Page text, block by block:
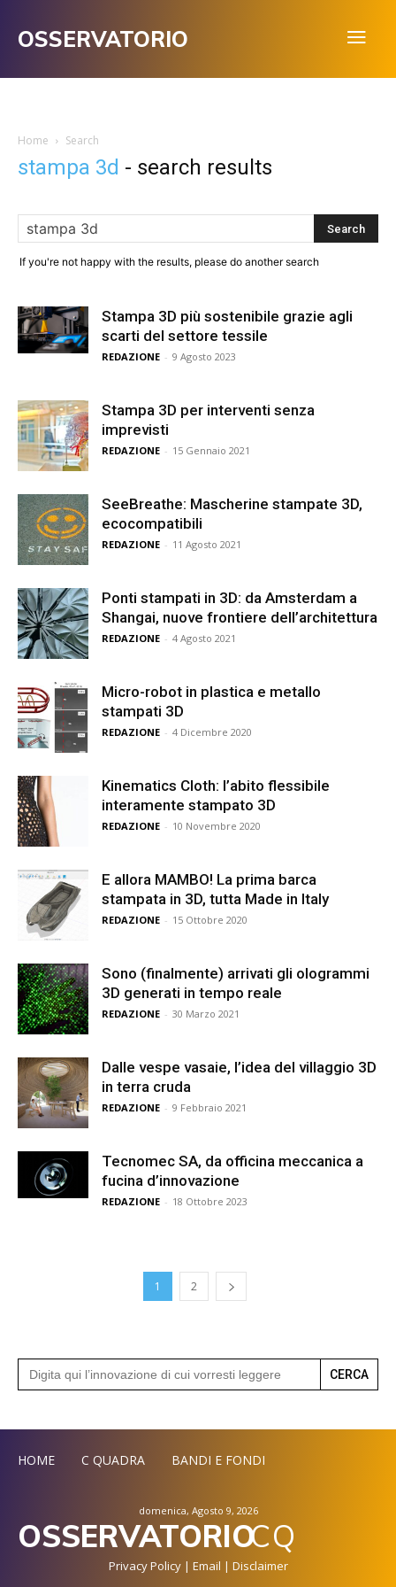
OSSERVATORIO
Home Search
stampa 3d - search results
If you're not happy with the results, please do another search
Stampa 3D più sostenibile grazie agli
scarti del settore tessile
REDAZIONE - 9 Agosto 2023
Stampa 3D per interventi senza
imprevisti
REDAZIONE - 15 Gennaio 2021
SeeBreathe: Mascherine stampate 3D,
ecocompatibili
REDAZIONE - 11 Agosto 2021
Ponti stampati in 3D: da Amsterdam a
Shangai, nuove frontiere dell’architettura
REDAZIONE - 4 Agosto 2021
Micro-robot in plastica e metallo
stampati 3D
REDAZIONE - 4 Dicembre 2020
Kinematics Cloth: l’abito flessibile
interamente stampato 3D
REDAZIONE - 10 Novembre 2020
E allora MAMBO! La prima barca
stampata in 3D, tutta Made in Italy
REDAZIONE - 15 Ottobre 2020
Sono (finalmente) arrivati gli ologrammi
3D generati in tempo reale
REDAZIONE - 30 Marzo 2021
Dalle vespe vasaie, l’idea del villaggio 3D
in terra cruda
REDAZIONE - 9 Febbraio 2021
Tecnomec SA, da officina meccanica a
fucina d’innovazione
REDAZIONE - 18 Ottobre 2023
1 2
Search
for:
HOME C QUADRA BANDI E FONDI
domenica, Agosto 9, 2026
OSSERVATORIOCQ
Privacy Policy| Email | Disclaimer